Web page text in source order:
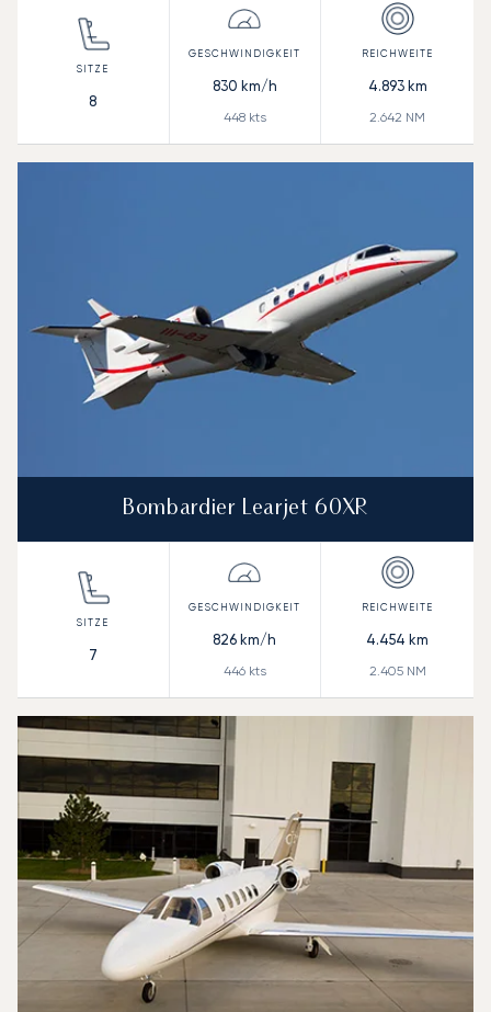
8
830 km/h
448kts
4.893km
2.642 NM
Bombardier Learjet 60XR
7
826 km/h
446kts
4.454 km
2.405NM